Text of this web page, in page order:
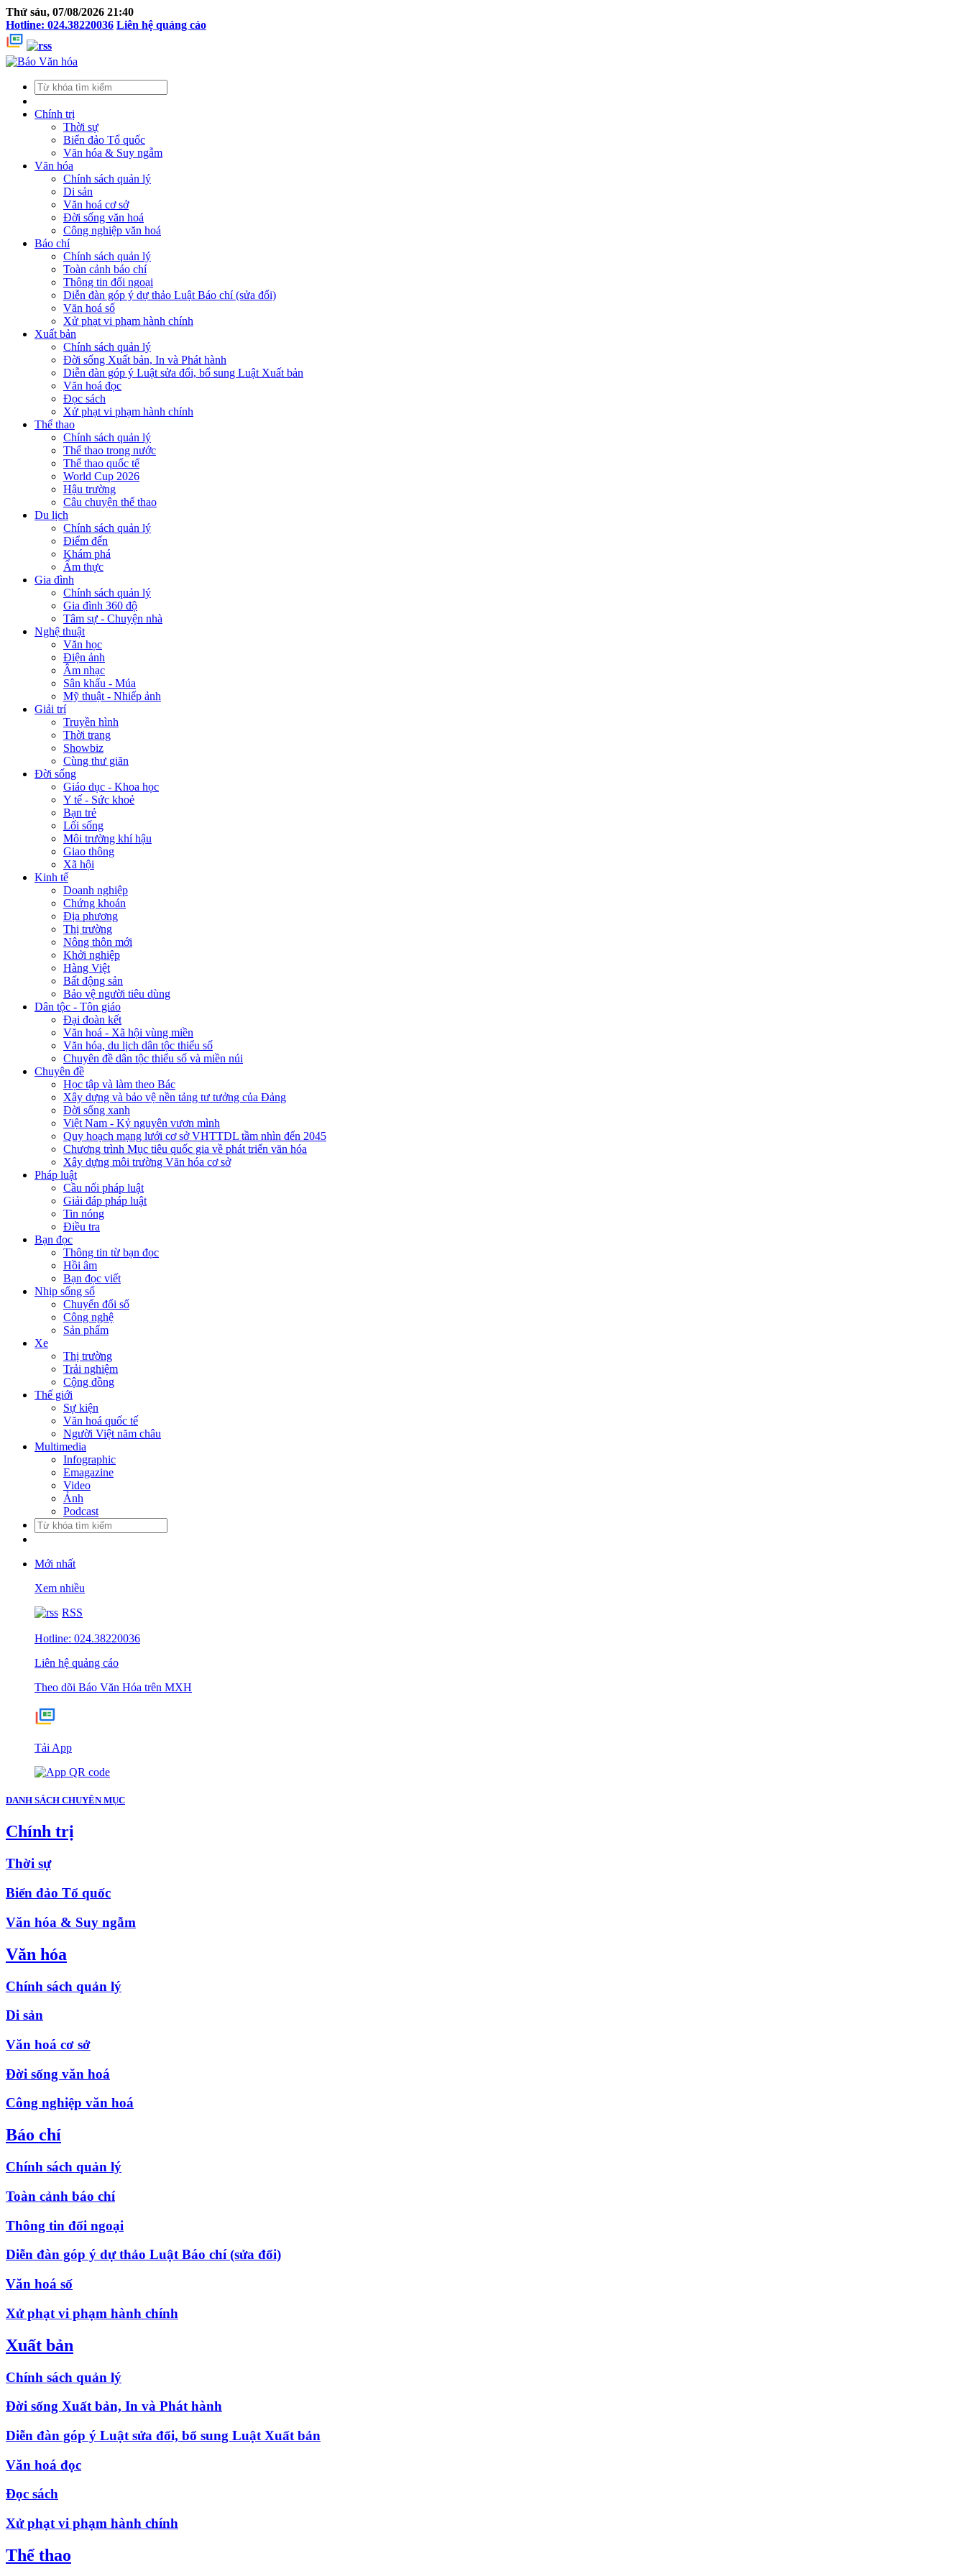
Thứ sáu, 07/08/2026 21:40
Hotline: 024.38220036 Liên hệ quảng cáo
Chính trị
Thời sự
Biển đảo Tổ quốc
Văn hóa & Suy ngẫm
Văn hóa
Chính sách quản lý
Di sản
Văn hoá cơ sở
Đời sống văn hoá
Công nghiệp văn hoá
Báo chí
Chính sách quản lý
Toàn cảnh báo chí
Thông tin đối ngoại
Diễn đàn góp ý dự thảo Luật Báo chí (sửa đổi)
Văn hoá số
Xử phạt vi phạm hành chính
Xuất bản
Chính sách quản lý
Đời sống Xuất bản, In và Phát hành
Diễn đàn góp ý Luật sửa đổi, bổ sung Luật Xuất bản
Văn hoá đọc
Đọc sách
Xử phạt vi phạm hành chính
Thể thao
Chính sách quản lý
Thể thao trong nước
Thể thao quốc tế
World Cup 2026
Hậu trường
Câu chuyện thể thao
Du lịch
Chính sách quản lý
Điểm đến
Khám phá
Ẩm thực
Gia đình
Chính sách quản lý
Gia đình 360 độ
Tâm sự - Chuyện nhà
Nghệ thuật
Văn học
Điện ảnh
Âm nhạc
Sân khấu - Múa
Mỹ thuật - Nhiếp ảnh
Giải trí
Truyền hình
Thời trang
Showbiz
Cùng thư giãn
Đời sống
Giáo dục - Khoa học
Y tế - Sức khoẻ
Bạn trẻ
Lối sống
Môi trường khí hậu
Giao thông
Xã hội
Kinh tế
Doanh nghiệp
Chứng khoán
Địa phương
Thị trường
Nông thôn mới
Khởi nghiệp
Hàng Việt
Bất động sản
Bảo vệ người tiêu dùng
Dân tộc - Tôn giáo
Đại đoàn kết
Văn hoá - Xã hội vùng miền
Văn hóa, du lịch dân tộc thiểu số
Chuyên đề dân tộc thiểu số và miền núi
Chuyên đề
Học tập và làm theo Bác
Xây dựng và bảo vệ nền tảng tư tưởng của Đảng
Đời sống xanh
Việt Nam - Kỷ nguyên vươn mình
Quy hoạch mạng lưới cơ sở VHTTDL tầm nhìn đến 2045
Chương trình Mục tiêu quốc gia về phát triển văn hóa
Xây dựng môi trường Văn hóa cơ sở
Pháp luật
Cầu nối pháp luật
Giải đáp pháp luật
Tin nóng
Điều tra
Bạn đọc
Thông tin từ bạn đọc
Hồi âm
Bạn đọc viết
Nhịp sống số
Chuyển đổi số
Công nghệ
Sản phẩm
Xe
Thị trường
Trải nghiệm
Cộng đồng
Thế giới
Sự kiện
Văn hoá quốc tế
Người Việt năm châu
Multimedia
Infographic
Emagazine
Video
Ảnh
Podcast
Mới nhất
Xem nhiều
RSS
Hotline: 024.38220036
Liên hệ quảng cáo
Theo dõi Báo Văn Hóa trên MXH
Tải App
DANH SÁCH CHUYÊN MỤC
Chính trị
Thời sự
Biển đảo Tổ quốc
Văn hóa & Suy ngẫm
Văn hóa
Chính sách quản lý
Di sản
Văn hoá cơ sở
Đời sống văn hoá
Công nghiệp văn hoá
Báo chí
Chính sách quản lý
Toàn cảnh báo chí
Thông tin đối ngoại
Diễn đàn góp ý dự thảo Luật Báo chí (sửa đổi)
Văn hoá số
Xử phạt vi phạm hành chính
Xuất bản
Chính sách quản lý
Đời sống Xuất bản, In và Phát hành
Diễn đàn góp ý Luật sửa đổi, bổ sung Luật Xuất bản
Văn hoá đọc
Đọc sách
Xử phạt vi phạm hành chính
Thể thao